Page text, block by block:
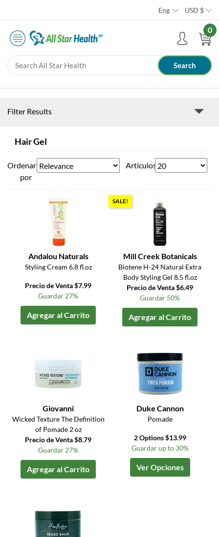
Eng USD $
0
Filter Results
Hair Gel
Ordenar
por
Artículos
Andalou Naturals
Styling Cream 6.8 fl.oz
Precio de Venta $7.99
Guardar 27%
Agregar al Carrito
SALE!
Mill Creek Botanicals
Biotene H-24 Natural Extra
Body Styling Gel 8.5 fl.oz
Precio de Venta $6.49
Guardar 50%
Agregar al Carrito
Giovanni
Wicked Texture The Definition
of Pomade 2 oz
Precio de Venta $8.79
Guardar 27%
Agregar al Carrito
Duke Cannon
Pomade
2 Options $13.99
Guardar up to 30%
Ver Opciones